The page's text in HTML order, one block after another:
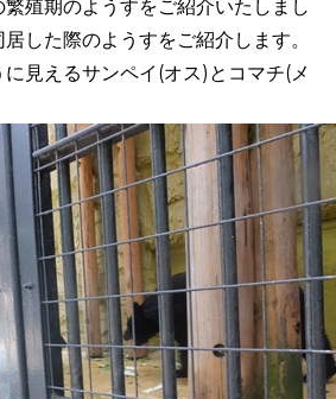
殖期のようすをご紹介いたしまし
した際のようすをご紹介します。
見えるサンペイ(オス)とコマチ(メ